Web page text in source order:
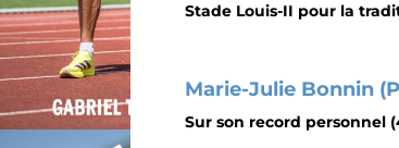
Stade Louis-II pour la
Marie-Julie Bonnin
Sur son record personnel